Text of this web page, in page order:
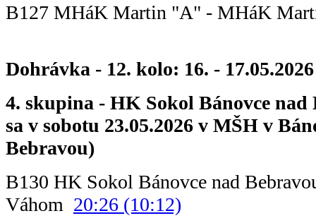
B127 MHáK Martin "A" - MHáK
Dohrávka - 12. kolo: 16. - 17.05.2026
4. skupina - HK Sokol Bánovce
sa v sobotu 23.05.2026 v MŠH v
Bebravou)
B130 HK Sokol Bánovce nad
Váhom 20:26 (10:12)